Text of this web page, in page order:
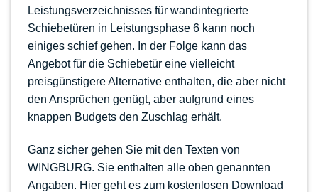
Leistungsverzeichnisses für wandintegrierte
Schiebetüren in Leistungsphase 6 kann noch
einiges schief gehen. In der Folge kann das
Angebot für die Schiebetür eine vielleicht
preisgünstigere Alternative enthalten, die aber nicht
den Ansprüchen genügt, aber aufgrund eines
knappen Budgets den Zuschlag erhält.
Ganz sicher gehen Sie mit den Texten von
WINGBURG. Sie enthalten alle oben genannten
Angaben. Hier geht es zum kostenlosen Download